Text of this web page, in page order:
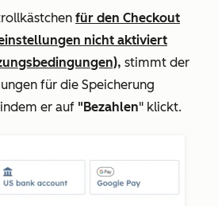
für den Checkout
nicht aktiviert
stimmt der
für die Speicherung
er auf "Bezahlen" klickt.